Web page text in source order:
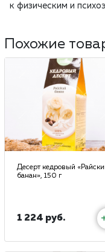
к физическим и
Похожие
Десерт кедровый
банан», 150 г
1 224 руб.